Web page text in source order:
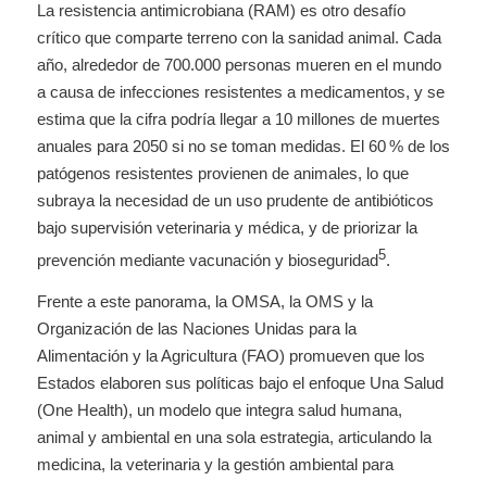
La resistencia antimicrobiana (RAM) es otro desafío
crítico que comparte terreno con la sanidad animal. Cada
año, alrededor de 700.000 personas mueren en el mundo
a causa de infecciones resistentes a medicamentos, y se
estima que la cifra podría llegar a 10 millones de muertes
anuales para 2050 si no se toman medidas. El 60 % de los
patógenos resistentes provienen de animales, lo que
subraya la necesidad de un uso prudente de antibióticos
bajo supervisión veterinaria y médica, y de priorizar la
prevención mediante vacunación y bioseguridad5.
Frente a este panorama, la OMSA, la OMS y la
Organización de las Naciones Unidas para la
Alimentación y la Agricultura (FAO) promueven que los
Estados elaboren sus políticas bajo el enfoque Una Salud
(One Health), un modelo que integra salud humana,
animal y ambiental en una sola estrategia, articulando la
medicina, la veterinaria y la gestión ambiental para